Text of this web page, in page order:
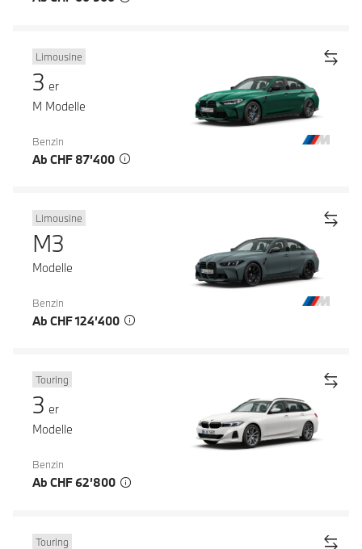
Limousine
3 er
M Modelle
Benzin
Ab CHF 87’400
Limousine
M3
Modelle
Benzin
Ab CHF 124’400
Touring
3 er
Modelle
Benzin
Ab CHF 62’800
Touring